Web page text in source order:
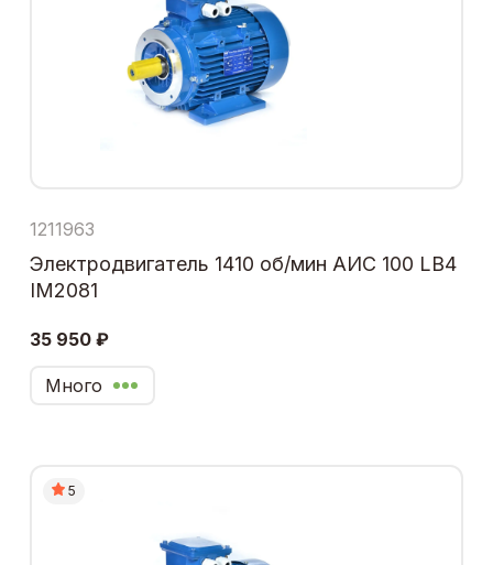
1211963
Электродвигатель 1410 об/мин АИС 100 LB4
IM2081
35 950 ₽
Много
5